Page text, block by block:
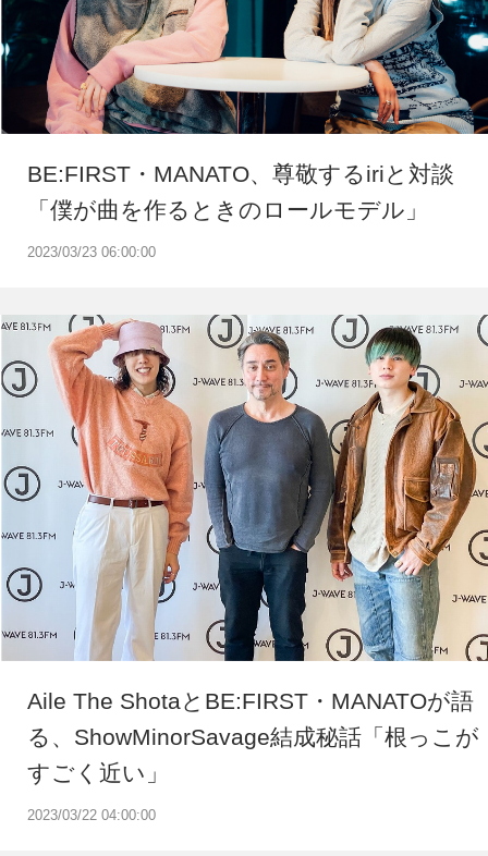
2023/03/23 06:00:00
BE:FIRST・MANATO、尊敬するiriと対談
「僕が曲を作るときのロールモデル」
2023/03/22 04:00:00
Aile The ShotaとBE:FIRST・MANATOが語
る、ShowMinorSavage結成秘話「根っこが
すごく近い」